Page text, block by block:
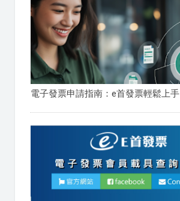
電子發票申請指南：e首發票輕鬆上手